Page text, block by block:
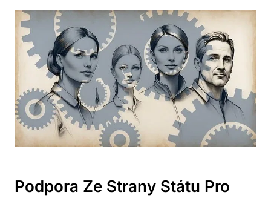
Podpora Ze Strany Státu Pro